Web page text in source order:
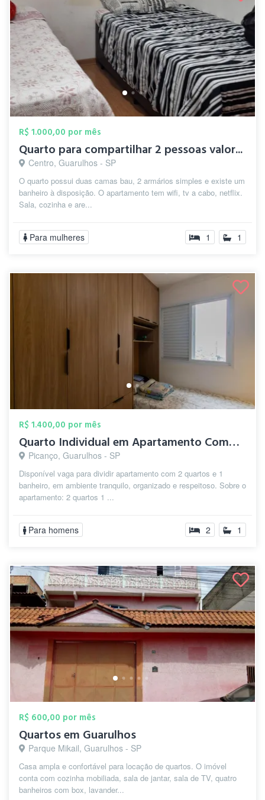
R$ 1.000,00 por mês
Quarto para compartilhar 2 pessoas valor...
Centro, Guarulhos - SP
O quarto possui duas camas bau, 2 armários simples e existe um
banheiro à disposição. O apartamento tem wifi, tv a cabo, netflix.
Sala, cozinha e are...
Para mulheres 1 1
R$ 1.400,00 por mês
Quarto Individual em Apartamento Compart...
Picanço, Guarulhos - SP
Disponível vaga para dividir apartamento com 2 quartos e 1
banheiro, em ambiente tranquilo, organizado e respeitoso. Sobre o
apartamento: 2 quartos 1 ...
Para homens 2 1
R$ 600,00 por mês
Quartos em Guarulhos
Parque Mikail, Guarulhos - SP
Casa ampla e confortável para locação de quartos. O imóvel
conta com cozinha mobiliada, sala de jantar, sala de TV, quatro
banheiros com box, lavander...